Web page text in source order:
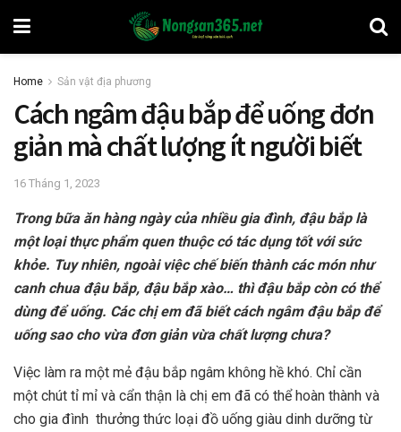
Home Sản vật địa phương
Cách ngâm đậu bắp để uống đơn
giản mà chất lượng ít người biết
16 Tháng 1, 2023
Trong bữa ăn hàng ngày của nhiều gia đình, đậu bắp là
một loại thực phẩm quen thuộc có tác dụng tốt với sức
khỏe. Tuy nhiên, ngoài việc chế biến thành các món như
canh chua đậu bắp, đậu bắp xào… thì đậu bắp còn có thể
dùng để uống. Các chị em đã biết cách ngâm đậu bắp để
uống sao cho vừa đơn giản vừa chất lượng chưa?
Việc làm ra một mẻ đậu bắp ngâm không hề khó. Chỉ cần
một chút tỉ mỉ và cẩn thận là chị em đã có thể hoàn thành và
cho gia đình thưởng thức loại đồ uống giàu dinh dưỡng từ